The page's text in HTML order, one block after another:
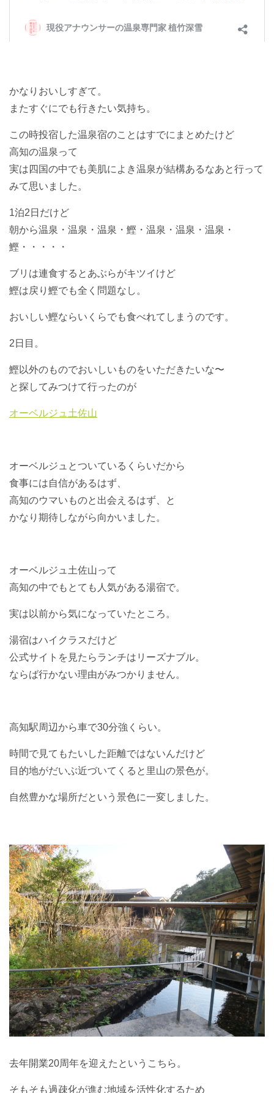
かなりおいしすぎて。
またすぐにでも行きたい気持ち。
この時投宿した温泉宿のことはすでにまとめたけど
高知の温泉って
実は四国の中でも美肌によき温泉が結構あるなあと行って
みて思いました。
1泊2日だけど
朝から温泉・温泉・温泉・鰹・温泉・温泉・温泉・
鰹・・・・・
ブリは連食するとあぶらがキツイけど
鰹は戻り鰹でも全く問題なし。
おいしい鰹ならいくらでも食べれてしまうのです。
2日目。
鰹以外のものでおいしいものをいただきたいな〜
と探してみつけて行ったのが
オーベルジュ土佐山
オーベルジュとついているくらいだから
食事には自信があるはず、
高知のウマいものと出会えるはず、と
かなり期待しながら向かいました。
オーベルジュ土佐山って
高知の中でもとても人気がある湯宿で。
実は以前から気になっていたところ。
湯宿はハイクラスだけど
公式サイトを見たらランチはリーズナブル。
ならば行かない理由がみつかりません。
高知駅周辺から車で30分強くらい。
時間で見てもたいした距離ではないんだけど
目的地がだいぶ近づいてくると里山の景色が。
自然豊かな場所だという景色に一変しました。
去年開業20周年を迎えたというこちら。
そもそも過疎化が進む地域を活性化するため